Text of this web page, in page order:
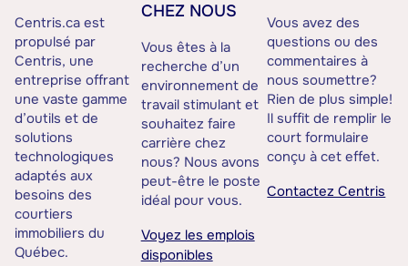
Centris.ca est
propulsé par
Centris, une
entreprise offrant
une vaste gamme
d’outils et de
solutions
technologiques
adaptés aux
besoins des
courtiers
immobiliers du
Québec.
CHEZ NOUS
Vous êtes à la
recherche d’un
environnement de
travail stimulant et
souhaitez faire
carrière chez
nous? Nous avons
peut-être le poste
idéal pour vous.
Voyez les emplois
disponibles
Vous avez des
questions ou des
commentaires à
nous soumettre?
Rien de plus simple!
Il suffit de remplir le
court formulaire
conçu à cet effet.
Contactez Centris